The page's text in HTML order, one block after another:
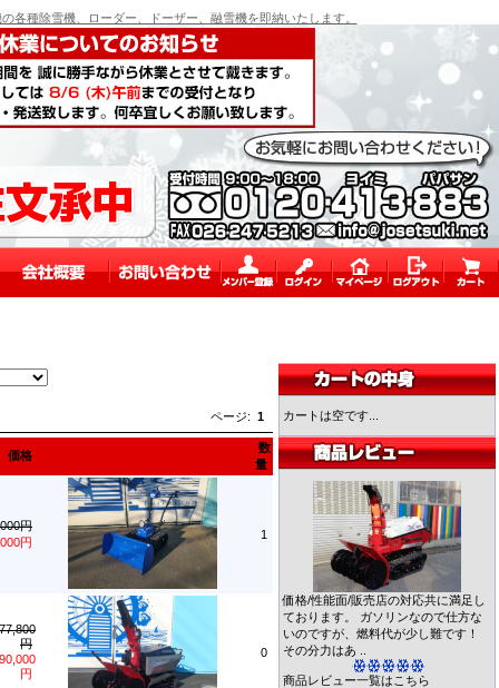
種除雪機、ローダー、ドーザー、融雪機を即納いたします。
ページ: 1
価格
数
量
円
円
1
円
円
0
カートは空です...
価格/性能面/販売店の対応共に満足し
ております。 ガソリンなので仕方な
いのですが、燃料代が少し難です！
その分力はあ ..
商品レビュー一覧はこちら